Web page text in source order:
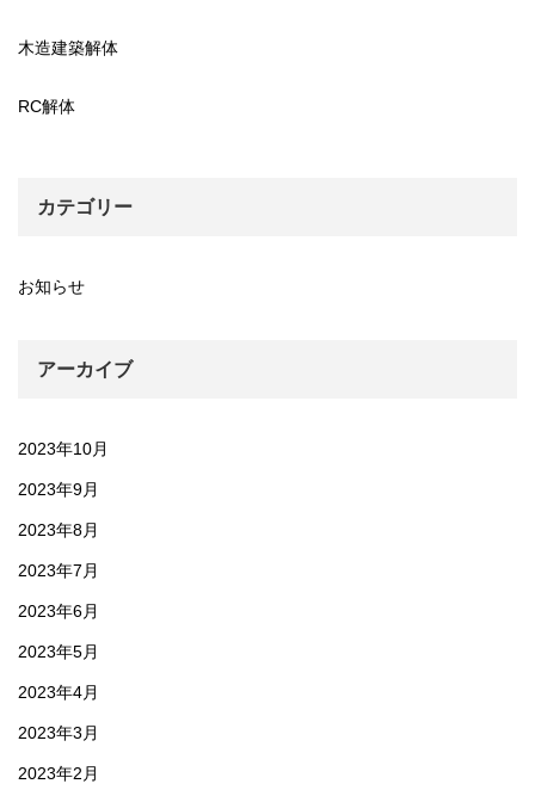
木造建築解体
RC解体
カテゴリー
お知らせ
アーカイブ
2023年10月
2023年9月
2023年8月
2023年7月
2023年6月
2023年5月
2023年4月
2023年3月
2023年2月